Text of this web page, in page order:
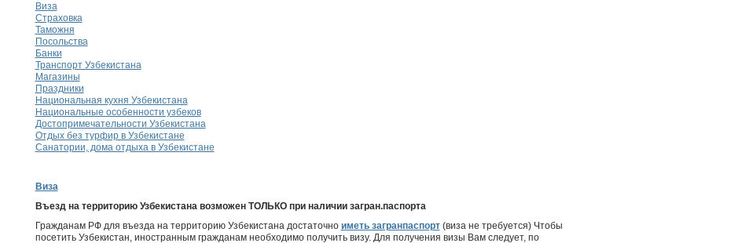
Виза
Страховка
Таможня
Посольства
Банки
Транспорт Узбекистана
Магазины
Праздники
Национальная кухня Узбекистана
Национальные особенности узбеков
Достопримечательности Узбекистана
Отдых без турфир в Узбекистане
Санатории, дома отдыха в Узбекистане
Виза
Въезд на территорию Узбекистана возможен ТОЛЬКО при наличии загран.паспорта
Гражданам РФ для въезда на территорию Узбекистана достаточно иметь загранпаспорт (виза не требуется) Чтобы
посетить Узбекистан, иностранным гражданам необходимо получить визу. Для получения визы Вам следует, по